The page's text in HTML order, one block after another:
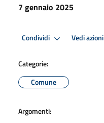
7 gennaio 2025
Condividi Vedi azioni
Categorie:
Comune
Argomenti: